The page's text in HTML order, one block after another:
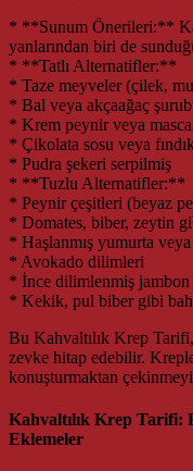
* **Sunum Önerileri:**
yanlarından biri de
* **Tatlı Alternatifler:**
* Taze meyveler (çilek,
* Bal veya akçaağaç
* Krem peynir veya
* Çikolata sosu veya
* Pudra şekeri serpilmiş
* **Tuzlu Alternatifler:**
* Peynir çeşitleri (beyaz
* Domates, biber, zeytin
* Haşlanmış yumurta
* Avokado dilimleri
* İnce dilimlenmiş jambon
* Kekik, pul biber gibi
Bu Kahvaltılık Krep
zevke hitap edebilir.
konuşturmaktan
Kahvaltılık Krep Tarifi:
Eklemeler